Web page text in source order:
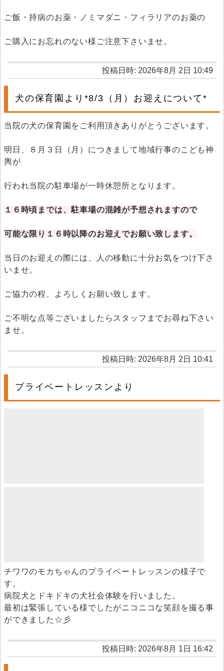
ご飯・持病のお薬・ノミマダニ・フィラリアのお薬の
ご購入にお忘れのない様ご注意下さいませ。
投稿日時: 2026年8月 2日 10:49
犬の保育園より*8/3（月）お迎えについて*
当院の犬の保育園をご利用頂きありがとうございます。
明日、８月３日（月）につきまして地域行事のこども神
輿が
行われ当院の駐車場が一時休憩所となります。
１６時頃までは、駐車場の混雑が予想されますので
可能な限り１６時以降のお迎えでお願い致します。
当日のお迎えの際には、人の移動に十分お気をつけ下さ
いませ。
ご協力の程、よろしくお願い致します。
ご不明な点等ございましたらスタッフまでお尋ね下さい
ませ。
投稿日時: 2026年8月 2日 10:41
プライベートレッスンより
チワワのモカちゃんのプライベートレッスンの様子で
す。
病院犬とドキドキの犬社会体験を行いました。
最初は緊張している様でしたがニコニコな笑顔を撮る事
ができました☆彡
投稿日時: 2026年8月 1日 16:42